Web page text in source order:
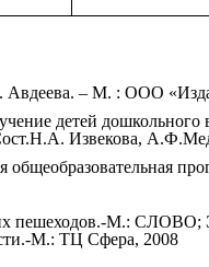
Авдеева. – М. : ООО
детей
Извекова,
общеобразовательная
пешеходов.-М.: СЛОВО;
М.: ТЦ Сфера, 2008